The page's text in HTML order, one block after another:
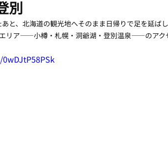
別
と、北海道の観光地へそのまま日帰りで足を延ば
リア——小樽・札幌・洞爺湖・登別温泉——のアク